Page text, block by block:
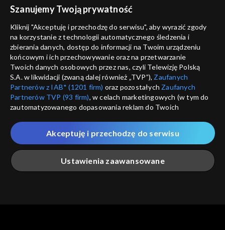
ANULUJ
informacje o dostawcy usług
Szanujemy Twoją prywatność
Kliknij "Akceptuję i przechodzę do serwisu", aby wyrazić zgody
na korzystanie z technologii automatycznego śledzenia i
zbierania danych, dostęp do informacji na Twoim urządzeniu
końcowym i ich przechowywanie oraz na przetwarzanie
Twoich danych osobowych przez nas, czyli Telewizję Polską
S.A. w likwidacji (zwaną dalej również „TVP”), Zaufanych
Partnerów z IAB* (1201 firm) oraz pozostałych Zaufanych
Partnerów TVP (93 firm), w celach marketingowych (w tym do
zautomatyzowanego dopasowania reklam do Twoich
które wskazujemy poniżej, a także zgody na udostępnianie
przez nas identyfikatora PPID do Google.
Twoje dane osobowe zbierane podczas odwiedzania przez
Ciebie naszych
poszczególnych serwisówzwanych dalej
„Portalem”, w tym informacje zapisywane za pomocą
Ustawienia zaawansowane
Akceptuję i przechodzę do serwisu